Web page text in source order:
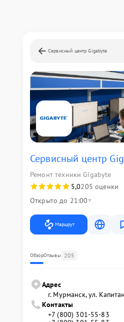
Сервисный центр Gigabyte
Сервисный центр
Ремонт техники Gigabyte
5,0205 оценки
Открыто до 21:00
Маршрут
ОбзорОтзывы 205
Адрес
г. Мурманск, ул.
Контакты
+7 (800) 301-55-83